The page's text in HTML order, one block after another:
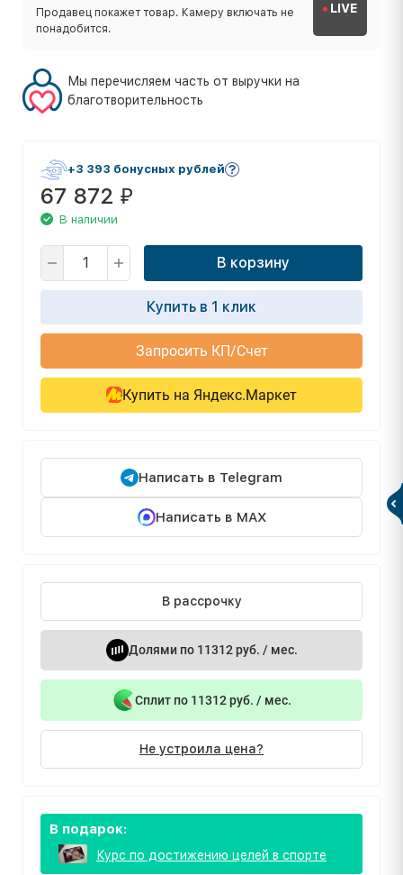
Продавец покажет товар. Камеру включать не
понадобится.
LIVE
Мы перечисляем часть от выручки на
благотворительность
+3 393 бонусных рублей
67 872 ₽
В наличии
В корзину
Купить в 1 клик
Запросить КП/Счет
Купить на Яндекс.Маркет
Написать в Telegram
Написать в MAX
В рассрочку
Долями по 11312 руб. / мес.
Сплит по 11312 руб. / мес.
Не устроила цена?
В подарок:
Курс по достижению целей в спорте